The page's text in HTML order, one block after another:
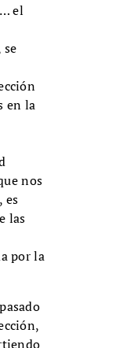
el
en la
nos
es
las
por la